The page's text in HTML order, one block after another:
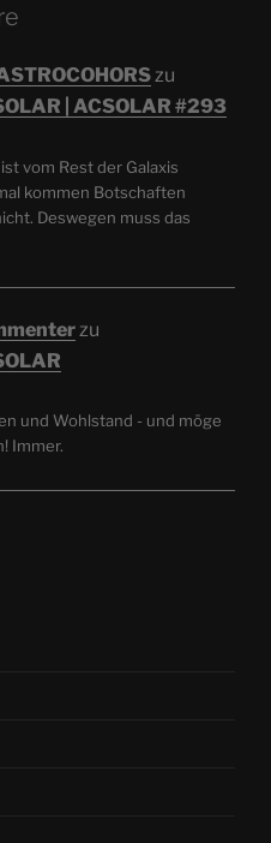
zu
| ACSOLAR #293
vom Rest der Galaxis
kommen Botschaften
Deswegen muss das
zu
und Wohlstand - und möge
Immer.